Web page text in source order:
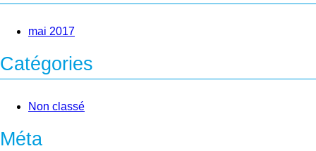
mai 2017
Catégories
Non classé
Méta